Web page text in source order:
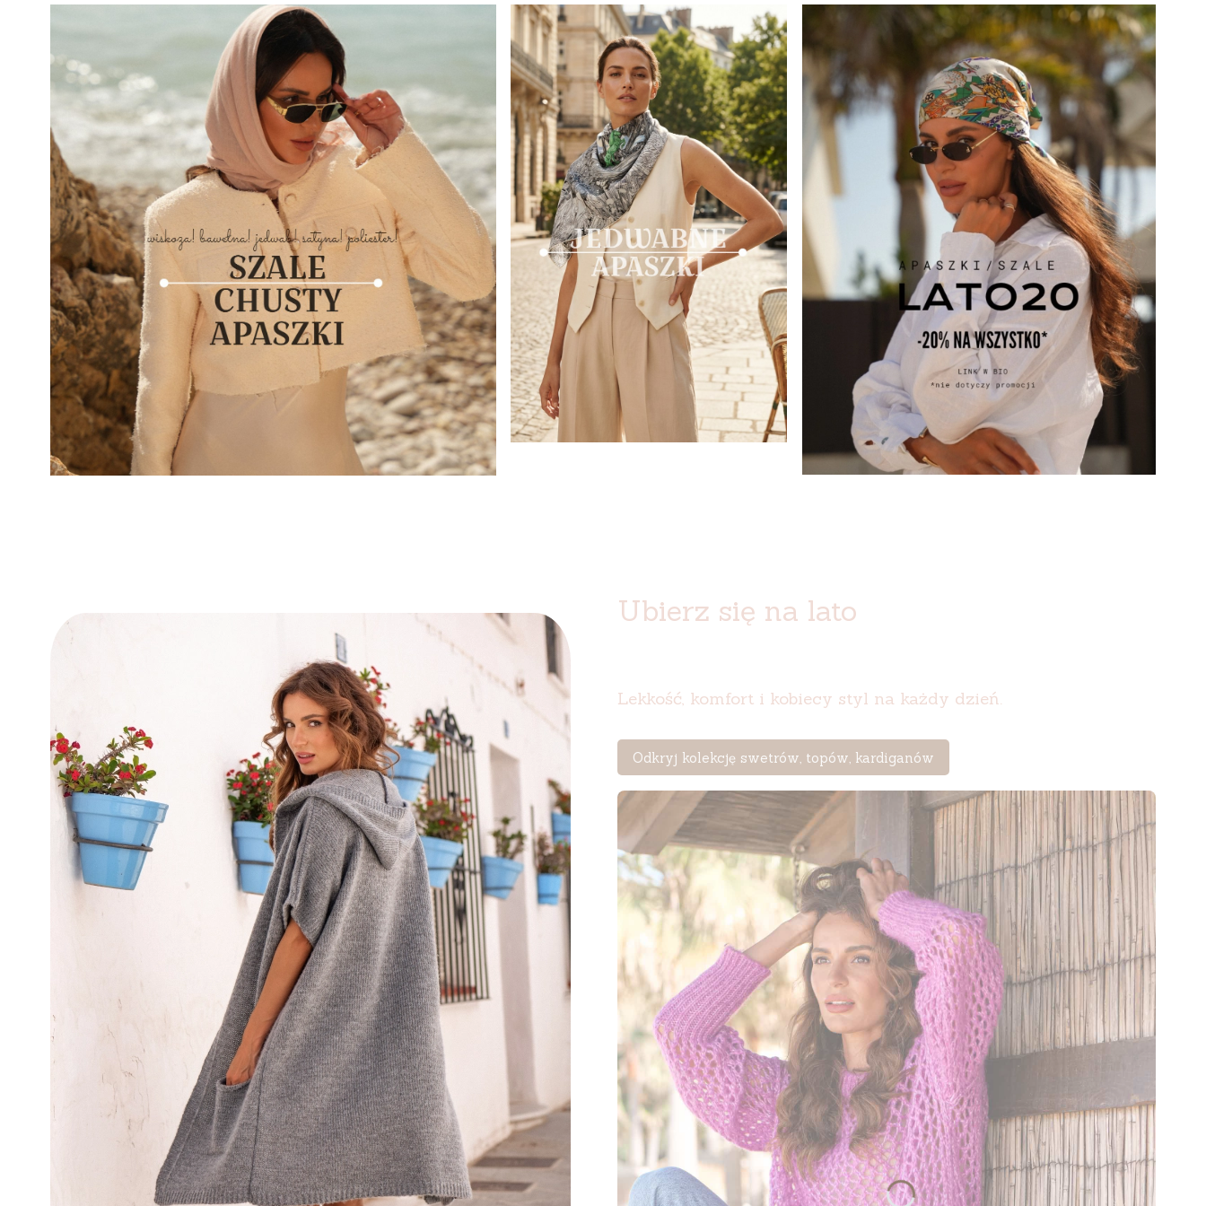
Ubierz się na lato
Lekkość, komfort i kobiecy styl na każdy dzień.
Odkryj kolekcję swetrów, topów, kardiganów